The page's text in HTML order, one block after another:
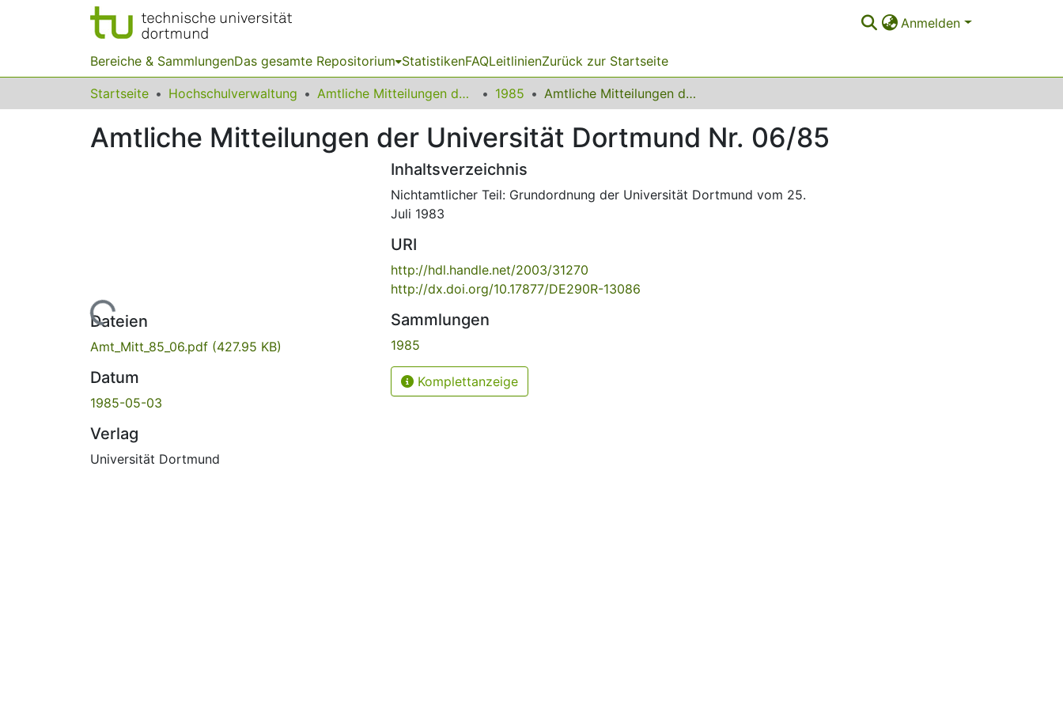
Anmelden
Bereiche & SammlungenDas gesamte Repositorium StatistikenFAQLeitlinienZurück zur Startseite
Startseite Hochschulverwaltung Amtliche Mitteilungen der Technischen Universität Dortmund 1985 Amtliche Mitteilungen der Universität Dortmund Nr. 06/85
Amtliche Mitteilungen der Universität Dortmund Nr. 06/85
Lade...
Dateien
Amt_Mitt_85_06.pdf (427.95 KB)
Datum
1985-05-03
Verlag
Universität Dortmund
Inhaltsverzeichnis
Nichtamtlicher Teil: Grundordnung der Universität Dortmund vom 25.
Juli 1983
URI
http://hdl.handle.net/2003/31270
http://dx.doi.org/10.17877/DE290R-13086
Sammlungen
1985
Komplettanzeige